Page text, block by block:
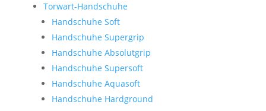
Torwart-Handschuhe
Handschuhe Soft
Handschuhe Supergrip
Handschuhe Absolutgrip
Handschuhe Supersoft
Handschuhe Aquasoft
Handschuhe Hardground